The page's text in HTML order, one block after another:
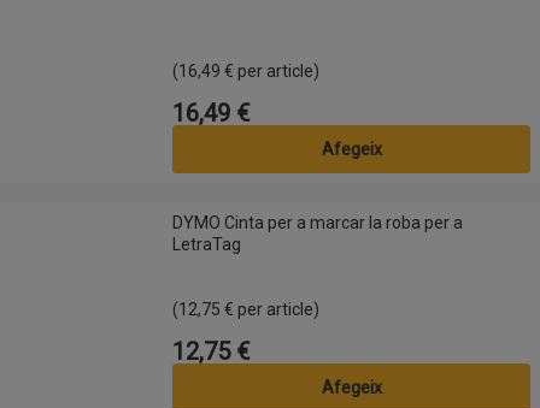
(16,49 € per article)
Preu
16,49 €
Afegeix
DYMO Cinta per a marcar la roba per a LetraTag
DYMO Cinta per a marcar la roba per a
LetraTag
(12,75 € per article)
Preu
12,75 €
Afegeix